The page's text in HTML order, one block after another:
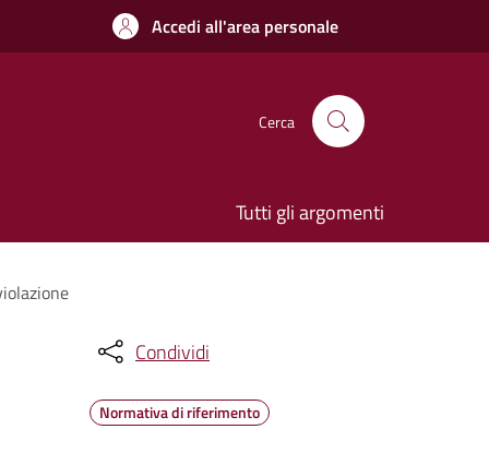
Accedi all'area personale
Cerca
Tutti gli argomenti
Condividi
Normativa di riferimento